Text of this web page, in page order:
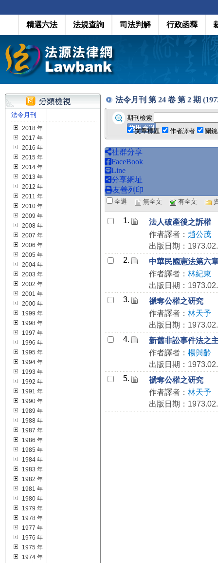
精選六法 法規查詢 司法判解 行政函釋
法令月刊
2018 年
2017 年
2016 年
2015 年
2014 年
2013 年
2012 年
2011 年
2010 年
2009 年
2008 年
2007 年
2006 年
2005 年
2004 年
2003 年
2002 年
2001 年
2000 年
1999 年
1998 年
1997 年
1996 年
1995 年
1994 年
1993 年
1992 年
1991 年
1990 年
1989 年
1988 年
1987 年
1986 年
1985 年
1984 年
1983 年
1982 年
1981 年
1980 年
1979 年
1978 年
1977 年
1976 年
1975 年
1974 年
法令月刊 第 24 卷 第 2 期
期刊檢索
文章標題
作者譯者 關
社群分享
FaceBook
Line
分享網址
友善列印
全選 無全文 有全文
1.
法人破產後之訴權
作者譯者： 趙公茂
出版日期：
2.
中華民國憲法第六
作者譯者： 林紀東
出版日期：
3.
禠奪公權之研究
作者譯者： 林天予
出版日期：
4.
新舊非訟事件法之
作者譯者： 楊與齡
出版日期：
5.
褫奪公權之研究
作者譯者： 林天予
出版日期：